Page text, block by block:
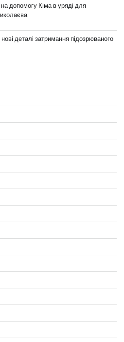
допомогу Кіма в уряді для
деталі затримання підозрюваного